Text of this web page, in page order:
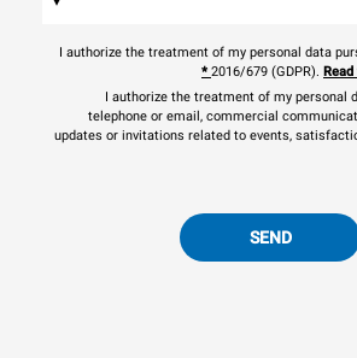
I authorize the treatment of my personal data
2016/679 (GDPR).
*
I authorize the treatment of my personal
telephone or email, commercial
updates or invitations related to events,
SEND